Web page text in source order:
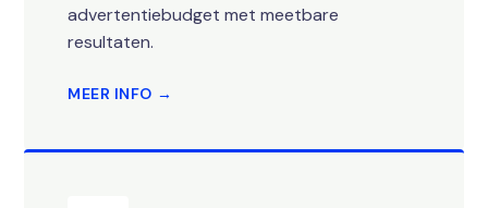
advertentiebudget met meetbare
resultaten.
MEER INFO →